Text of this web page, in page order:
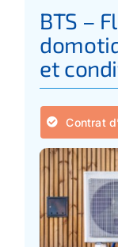
BTS –
et
Contrat